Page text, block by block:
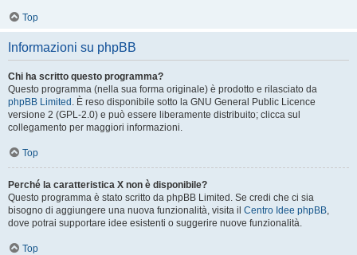
Top
Informazioni su phpBB
Chi ha scritto questo programma?
Questo programma (nella sua forma originale) è prodotto e rilasciato da
phpBB Limited . È reso disponibile sotto la GNU General Public Licence
versione 2 (GPL-2.0) e può essere liberamente distribuito; clicca sul
collegamento per maggiori informazioni.
Top
Perché la caratteristica X non è disponibile?
Questo programma è stato scritto da phpBB Limited. Se credi che ci sia
bisogno di aggiungere una nuova funzionalità, visita il Centro Idee phpBB,
dove potrai supportare idee esistenti o suggerire nuove funzionalità.
Top